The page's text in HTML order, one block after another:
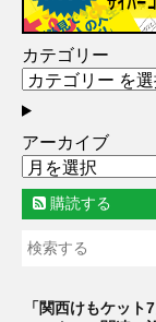
カテゴリー
アーカイブ
購読する
「関西けもケッ